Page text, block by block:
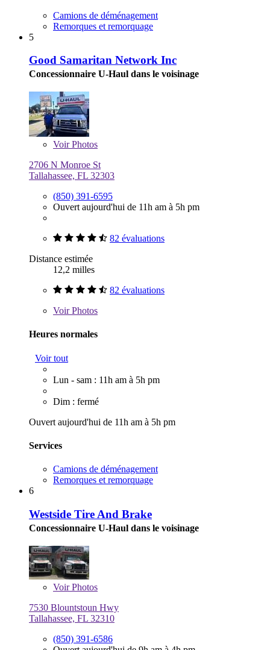
Camions de déménagement
Remorques et remorquage
5
Good Samaritan Network Inc
Concessionnaire U-Haul dans le voisinage
VoirPhotos
2706 N Monroe St
Tallahassee, FL 32303
(850) 391-6595
Ouvert aujourd'hui de 11h am à 5h pm
82 évaluations
Distance estimée
12,2 milles
82 évaluations
VoirPhotos
Heures normales
Voir tout
Lun - sam : 11h am à 5h pm
Dim : fermé
Ouvert aujourd'hui de 11h am à 5h pm
Services
Camions de déménagement
Remorques et remorquage
6
Westside Tire And Brake
Concessionnaire U-Haul dans le voisinage
VoirPhotos
7530 Blountstoun Hwy
Tallahassee, FL 32310
(850) 391-6586